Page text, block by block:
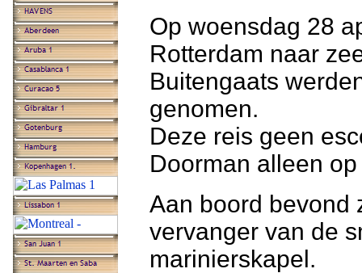
Op woensdag 28
Rotterdam naar
Buitengaats
genomen.
Deze reis geen
Doorman alleen
Aan boord bevond
vervanger van de
marinierskapel.